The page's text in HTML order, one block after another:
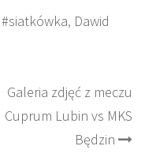
#siatkówka, Dawid
Galeria zdjęć z meczu
Cuprum Lubin vs MKS
Będzin